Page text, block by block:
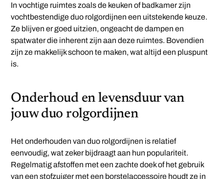
In vochtige ruimtes zoals de keuken of badkamer zijn
vochtbestendige duo rolgordijnen een uitstekende keuze.
Ze blijven er goed uitzien, ongeacht de dampen en
spatwater die inherent zijn aan deze ruimtes. Bovendien
zijn ze makkelijk schoon te maken, wat altijd een pluspunt
is.
Onderhoud en levensduur van
jouw duo rolgordijnen
Het onderhouden van duo rolgordijnen is relatief
eenvoudig, wat zeker bijdraagt aan hun populariteit.
Regelmatig afstoffen met een zachte doek of het gebruik
van een stofzuiger met een borstelaccessoire houdt ze in